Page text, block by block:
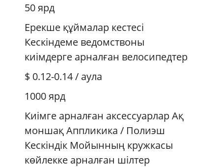
50 ярд
Ерекше құймалар кестесі
Кескіндеме ведомствоны
киімдерге арналған велосипедтер
$ 0.12-0.14/ аула
1000 ярд
Киімге арналған аксессуарлар Ақ
моншақ Аппликика / Полиэш
Кескіндік Мойынның кружкасы
көйлекке арналған шілтер